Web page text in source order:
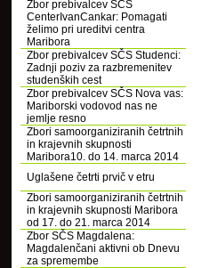
Zbor prebivalcev SČS
CenterIvanCankar: Pomagati
želimo pri ureditvi centra
Maribora
Zbor prebivalcev SČS Studenci:
Zadnji poziv za razbremenitev
studenških cest
Zbor prebivalcev SČS Nova vas:
Mariborski vodovod nas ne
jemlje resno
Zbori samoorganiziranih četrtnih
in krajevnih skupnosti
Maribora10. do 14. marca 2014
Uglašene četrti prvič v etru
Zbori samoorganiziranih četrtnih
in krajevnih skupnosti Maribora
od 17. do 21. marca 2014
Zbor SČS Magdalena:
Magdalenčani aktivni ob Dnevu
za spremembe